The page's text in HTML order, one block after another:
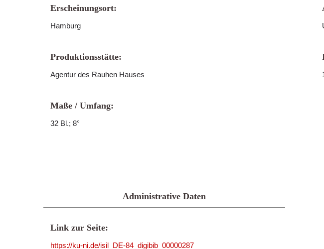
Erscheinungsort:
Hamburg
Produktionsstätte:
Agentur des Rauhen Hauses
Maße / Umfang:
32 Bl.; 8°
Administrative Daten
Link zur Seite:
https://ku-ni.de/isil_DE-84_digibib_00000287